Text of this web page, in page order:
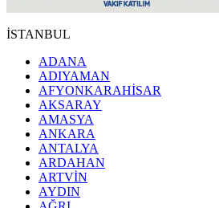
İSTANBUL
ADANA
ADIYAMAN
AFYONKARAHİSAR
AKSARAY
AMASYA
ANKARA
ANTALYA
ARDAHAN
ARTVİN
AYDIN